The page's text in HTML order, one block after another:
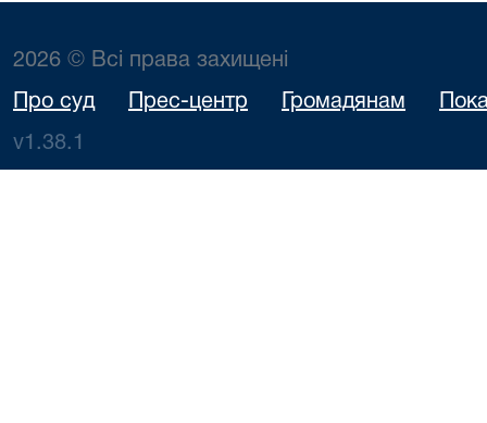
2026 © Всі права захищені
Про суд Прес-центр Громадянам
v1.38.1